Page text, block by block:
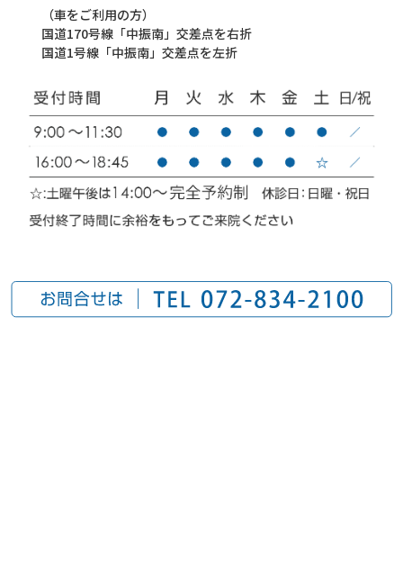
（車をご利用の方）
国道170号線「中振南」交差点を右折
国道1号線「中振南」交差点を左折